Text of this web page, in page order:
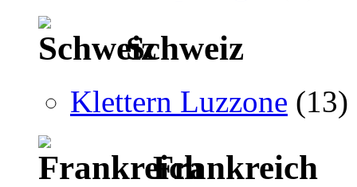
Schweiz
Klettern Luzzone (13)
Frankreich